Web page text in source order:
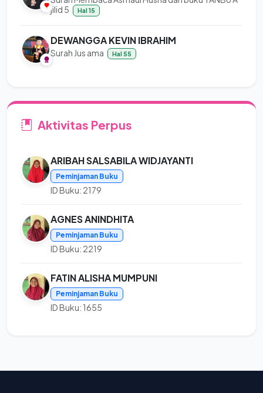
jilid 5
Hal 15
DEWANGGA KEVIN IBRAHIM
Surah Jus ama Hal 55
Aktivitas Perpus
ARIBAH SALSABILA WIDJAYANTI
Peminjaman Buku
ID Buku: 2179
AGNES ANINDHITA
Peminjaman Buku
ID Buku: 2219
FATIN ALISHA MUMPUNI
Peminjaman Buku
ID Buku: 1655